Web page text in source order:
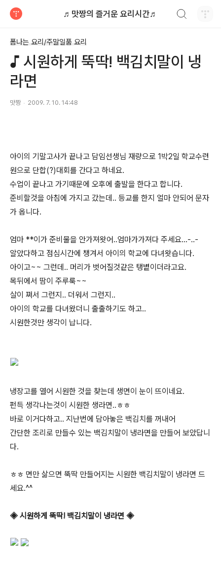
♬맛짱의 즐거운 요리시간♬
폼나는 요리/주말일품 요리
♪ 시원하게 뚝딱! 백김치말이 냉
라면
맛짱 2009. 7. 10. 14:48
아이의 기말고사가 끝나고 담임선생님 재량으로 1박2일 학교수련
원으로 단합(?)대회를 간다고 하네요.
수업이 끝나고 가기때문에 오후에 출발을 한다고 합니다.
준비할것을 아침에 가지고 갔는데.. 등교를 한지 얼마 안되어 문자
가 옵니다.
엄마 **이가 준비물을 안가져왓어..엄마가가져다 주세요...-..-
알았다하고 점심시간에 챙겨서 아이의 학교에 다녀왓습니다.
아이고~~ 그런데.. 머리가 벗어질것같은 탱볕이더라고요.
목뒤에서 땀이 주루룩~~
살이 쪄서 그런지.. 더워서 그런지..
아이의 학교를 다녀왔더니 출출하기도 하고..
시원한것만 생각이 납니다.
냉장고를 열어 시원한 것을 찾는데 생면이 눈이 뜨이네요.
펀득 생각나는것이 시원한 생라면..ㅎㅎ
바로 이거다하고.. 지난번에 담아놓은 백김치를 꺼내어
간단한 조리로 만들수 있는 백김치말이 냉라면을 만들어 보았답니
다.
ㅎㅎ 면만 삶으면 뚝딱 만들어지는 시원한 백김치말이 냉라면 드
세요.^^
◈ 시원하게 뚝딱! 백김치말이 냉라면 ◈